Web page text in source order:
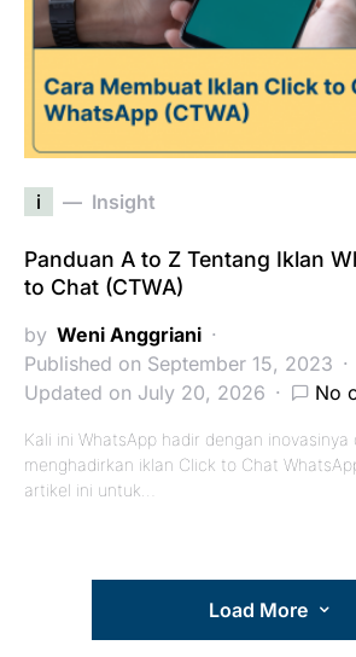
i Insight
Panduan A to Z Tentang Iklan
to Chat (CTWA)
by Weni Anggriani
Published on September 15, 2023
Updated on July 20, 2026
No
Kali ini WhatsApp hadir dengan inovasinya
menghadirkan iklan Click to Chat
artikel ini untuk…
Load More